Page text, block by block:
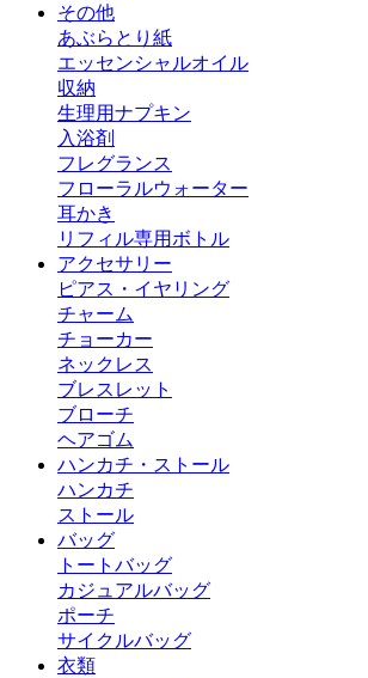
その他
あぶらとり紙
エッセンシャルオイル
収納
生理用ナプキン
入浴剤
フレグランス
フローラルウォーター
耳かき
リフィル専用ボトル
アクセサリー
ピアス・イヤリング
チャーム
チョーカー
ネックレス
ブレスレット
ブローチ
ヘアゴム
ハンカチ・ストール
ハンカチ
ストール
バッグ
トートバッグ
カジュアルバッグ
ポーチ
サイクルバッグ
衣類